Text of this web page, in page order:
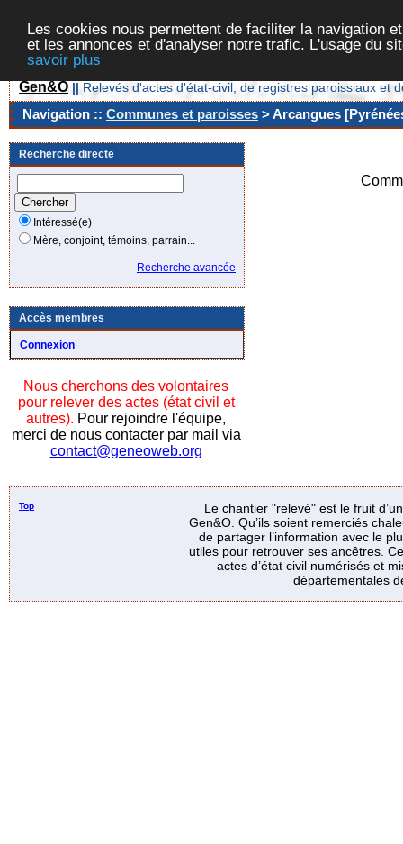
Les cookies nous permettent de faciliter la navigation
et les annonces et d'analyser notre trafic. L'usage du
savoir plus
Gen&O || Relevés d'actes d'état-civil, de registres paroissiaux et
Navigation :: Communes et paroisses > Arcangues
Recherche directe
Intéressé(e)
Mère, conjoint, témoins, parrain...
Recherche avancée
Accès membres
Connexion
Nous cherchons des volontaires
pour relever des actes (état civil et
autres). Pour rejoindre l'équipe,
merci de nous contacter par mail via
contact@geneoweb.org
Top
Le chantier "relevé" est le fruit
Gen&O. Qu’ils soient remerciés
de partager l’information avec le
utiles pour retrouver ses ancêtres.
actes d’état civil numérisés et
départementales